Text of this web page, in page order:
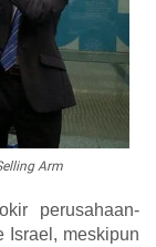
Arm
perusahaan-
Israel, meskipun